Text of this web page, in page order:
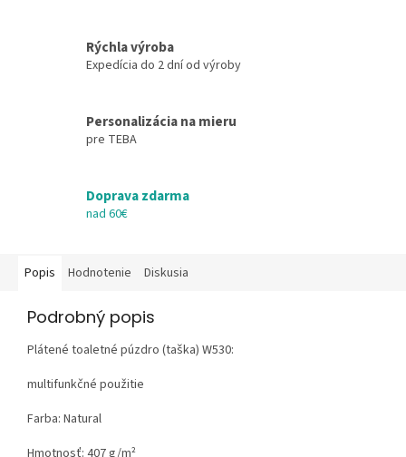
Rýchla výroba
Expedícia do 2 dní od výroby
Personalizácia na mieru
pre TEBA
Doprava zdarma
nad 60€
Popis Hodnotenie Diskusia
Podrobný popis
Plátené toaletné púzdro (taška) W530:
multifunkčné použitie
Farba: Natural
Hmotnosť: 407 g/m²